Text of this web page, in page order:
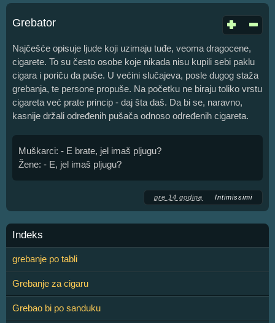
Grebator
Najčešće opisuje ljude koji uzimaju tuđe, veoma dragocene,
cigarete. To su često osobe koje nikada nisu kupili sebi paklu
cigara i poriču da puše. U većini slučajeva, posle dugog staža
grebanja, te persone propuše. Na početku ne biraju toliko vrstu
cigareta već prate princip - daj šta daš. Da bi se, naravno,
kasnije držali određenih pušača odnoso određenih cigareta.
Muškarci: - E brate, jel imaš pljugu?
Žene: - E, jel imaš pljugu?
pre 14 godina Intimissimi
Indeks
grebanje po tabli
Grebanje za cigaru
Grebao bi po sanduku